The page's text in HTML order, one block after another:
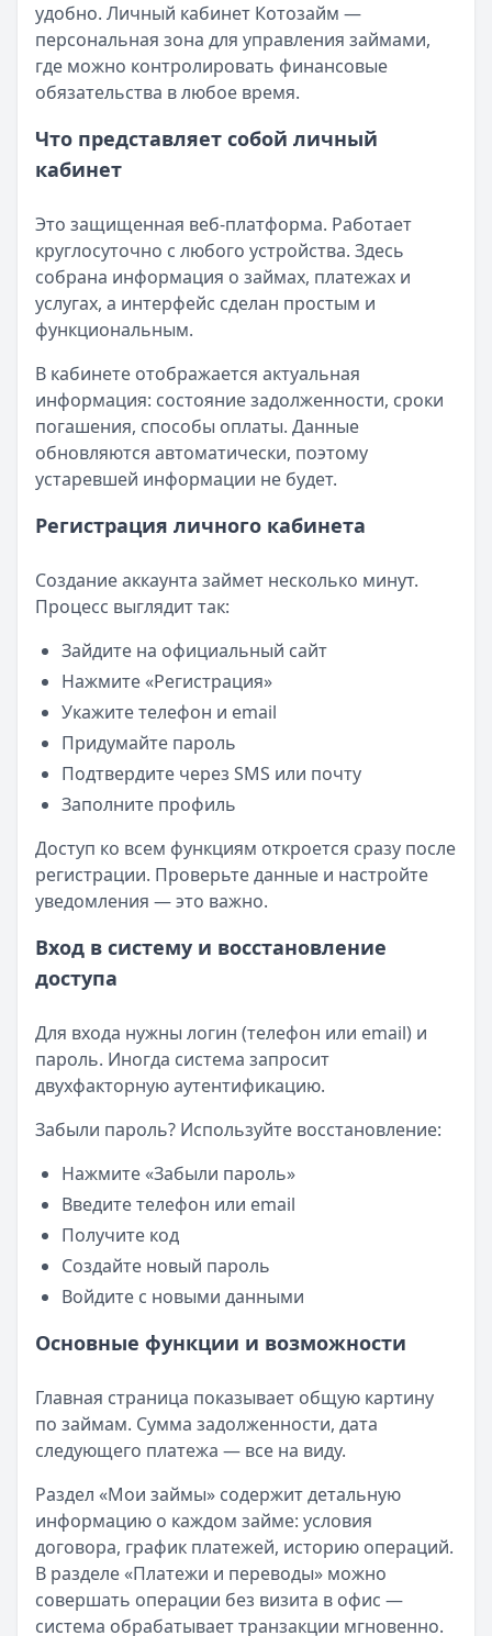
удобно. Личный кабинет Котозайм —
персональная зона для управления займами,
где можно контролировать финансовые
обязательства в любое время.
Что представляет собой личный
кабинет
Это защищенная веб-платформа. Работает
круглосуточно с любого устройства. Здесь
собрана информация о займах, платежах и
услугах, а интерфейс сделан простым и
функциональным.
В кабинете отображается актуальная
информация: состояние задолженности, сроки
погашения, способы оплаты. Данные
обновляются автоматически, поэтому
устаревшей информации не будет.
Регистрация личного кабинета
Создание аккаунта займет несколько минут.
Процесс выглядит так:
Зайдите на официальный сайт
Нажмите «Регистрация»
Укажите телефон и email
Придумайте пароль
Подтвердите через SMS или почту
Заполните профиль
Доступ ко всем функциям откроется сразу после
регистрации. Проверьте данные и настройте
уведомления — это важно.
Вход в систему и восстановление
доступа
Для входа нужны логин (телефон или email) и
пароль. Иногда система запросит
двухфакторную аутентификацию.
Забыли пароль? Используйте восстановление:
Нажмите «Забыли пароль»
Введите телефон или email
Получите код
Создайте новый пароль
Войдите с новыми данными
Основные функции и возможности
Главная страница показывает общую картину
по займам. Сумма задолженности, дата
следующего платежа — все на виду.
Раздел «Мои займы» содержит детальную
информацию о каждом займе: условия
договора, график платежей, историю операций.
В разделе «Платежи и переводы» можно
совершать операции без визита в офис —
система обрабатывает транзакции мгновенно.